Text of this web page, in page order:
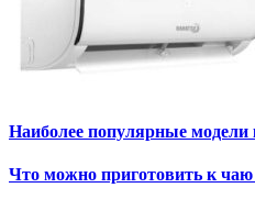
Наиболее популярные модели
Что можно приготовить к